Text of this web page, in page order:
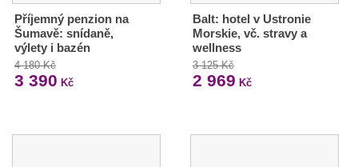
Příjemný penzion na
Šumavě: snídaně,
výlety i bazén
4 180 Kč
3 390 Kč
Balt: hotel v Ustronie
Morskie, vč. stravy a
wellness
3 125 Kč
2 969 Kč